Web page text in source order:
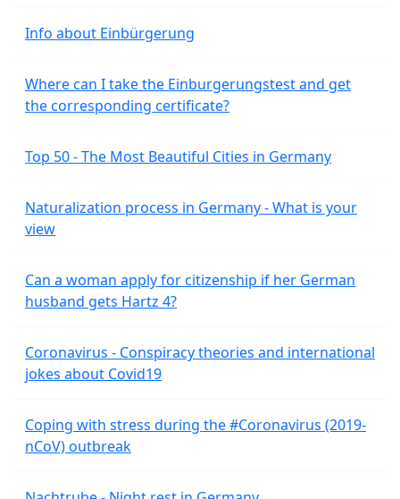
Info about Einbürgerung
Where can I take the Einburgerungstest and get
the corresponding certificate?
Top 50 - The Most Beautiful Cities in Germany
Naturalization process in Germany - What is your
view
Can a woman apply for citizenship if her German
husband gets Hartz 4?
Coronavirus - Conspiracy theories and international
jokes about Covid19
Coping with stress during the #Coronavirus (2019-
nCoV) outbreak